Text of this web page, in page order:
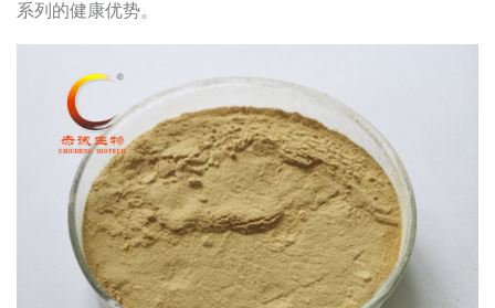
系列的健康优势。